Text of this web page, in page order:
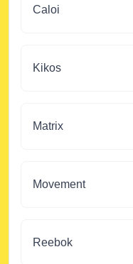
Caloi
Kikos
Matrix
Movement
Reebok